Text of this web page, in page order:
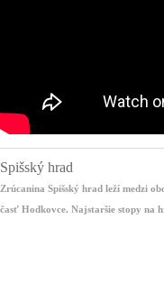
Spišský hrad
Zrúcanina Spišský hrad leží medzi
časť Hodkovce. Najstaršie stopy na